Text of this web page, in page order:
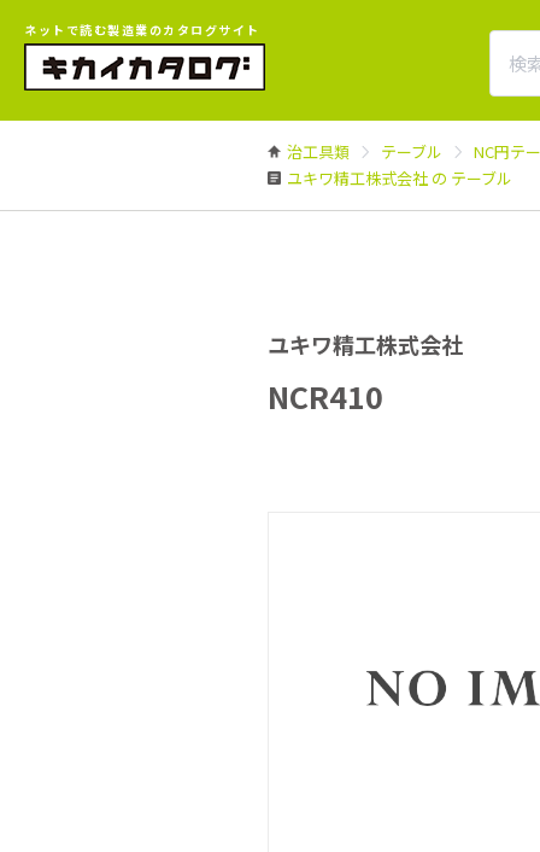
ネットで読む製造業のカタログサイト
治工具類 テーブル NC円テ
ユキワ精工株式会社 の テーブル
ユキワ精工株式会社
NCR410